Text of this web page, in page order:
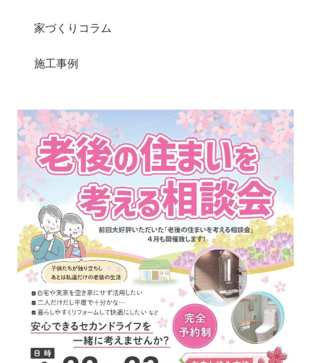
家づくりコラム
施工事例